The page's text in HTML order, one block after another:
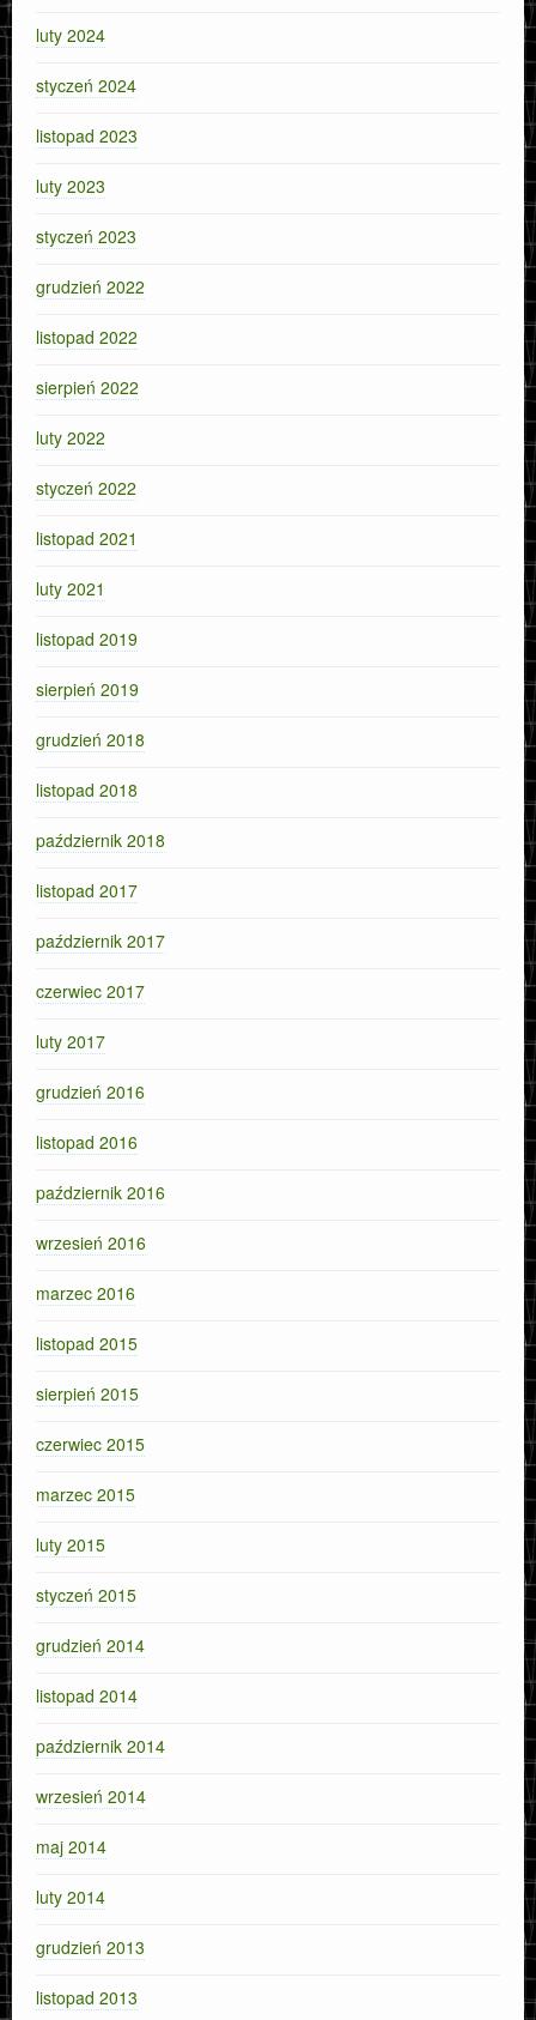
luty 2024
styczeń 2024
listopad 2023
luty 2023
styczeń 2023
grudzień 2022
listopad 2022
sierpień 2022
luty 2022
styczeń 2022
listopad 2021
luty 2021
listopad 2019
sierpień 2019
grudzień 2018
listopad 2018
październik 2018
listopad 2017
październik 2017
czerwiec 2017
luty 2017
grudzień 2016
listopad 2016
październik 2016
wrzesień 2016
marzec 2016
listopad 2015
sierpień 2015
czerwiec 2015
marzec 2015
luty 2015
styczeń 2015
grudzień 2014
listopad 2014
październik 2014
wrzesień 2014
maj 2014
luty 2014
grudzień 2013
listopad 2013